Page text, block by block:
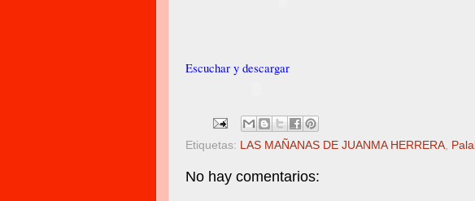
Escuchar y descargar
Etiquetas: LAS MAÑANAS DE JUANMA HERRERA,
No hay comentarios: